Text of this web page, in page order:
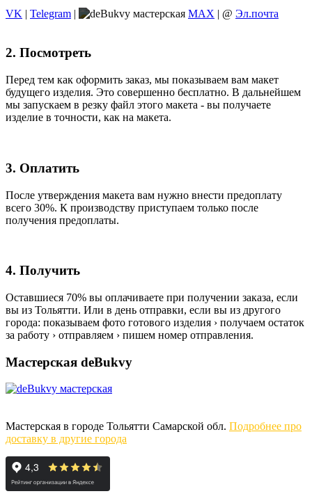
VK | Telegram | MAX | @ Эл.почта
2. Посмотреть
Перед тем как оформить заказ, мы показываем вам макет
будущего изделия. Это совершенно бесплатно. В дальнейшем
мы запускаем в резку файл этого макета - вы получаете
изделие в точности, как на макета.
3. Оплатить
После утверждения макета вам нужно внести предоплату
всего 30%. К производству приступаем только после
получения предоплаты.
4. Получить
Оставшиеся 70% вы оплачиваете при получении заказа, если
вы из Тольятти. Или в день отправки, если вы из другого
города: показываем фото готового изделия › получаем остаток
за работу › отправляем › пишем номер отправления.
Мастерская deBukvy
Мастерская в городе Тольятти Самарской обл. Подробнее про
доставку в другие города